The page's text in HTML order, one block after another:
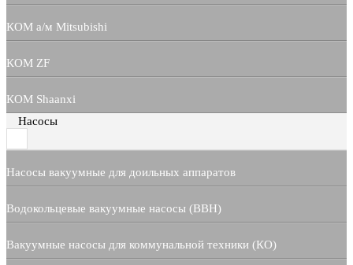
КОМ а/м Mitsubishi
КОМ ZF
КОМ Shaanxi
Насосы
Насосы вакуумные для доильных аппаратов
Водокольцевые вакуумные насосы (ВВН)
Вакуумные насосы для коммунальной техники (КО)